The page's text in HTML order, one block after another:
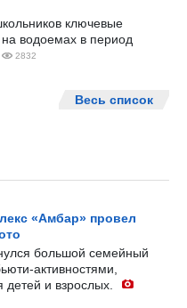
ключевые
водоемах в период
2832
Весь список
«Амбар» провел
большой семейный
активностями,
и взрослых.